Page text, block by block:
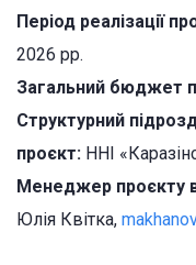
Період реалізації
2026 рр.
Загальний бюджет
Структурний
проєкт: ННІ
Менеджер проєкту в
Юлія Квітка,